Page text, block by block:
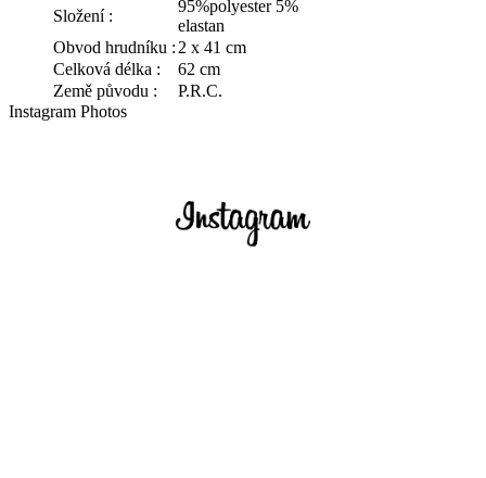
Složení :
95%polyester 5%
elastan
Obvod hrudníku : 2 x 41 cm
Celková délka :
62 cm
Země původu :
P.R.C.
Instagram Photos